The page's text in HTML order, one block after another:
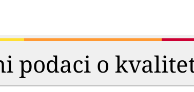
podaci o